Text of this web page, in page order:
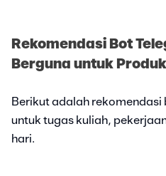
Rekomendasi Bot
Berguna untuk
Berikut adalah
untuk tugas kuliah,
hari.